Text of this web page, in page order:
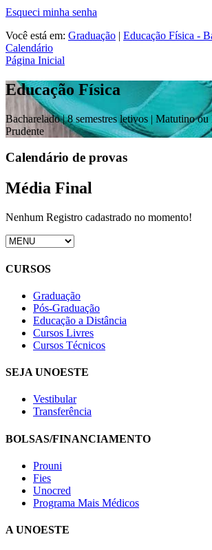
Esqueci minha senha
Você está em: Graduação | Educação Física -
Calendário
Página Inicial
Educação Física
Bacharelado |8 semestres letivos | Matutino
Prudente
Calendário de provas
Média Final
Nenhum Registro cadastrado no momento!
CURSOS
Graduação
Pós-Graduação
Educação a Distância
Cursos Livres
Cursos Técnicos
SEJA UNOESTE
Vestibular
Transferência
BOLSAS/FINANCIAMENTO
Prouni
Fies
Unocred
Programa Mais Médicos
A UNOESTE